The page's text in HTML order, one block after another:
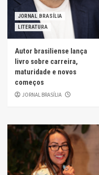
JORNAL BRASÍLIA
LITERATURA
Autor brasiliense lança
livro sobre carreira,
maturidade e novos
começos
JORNAL BRASÍLIA